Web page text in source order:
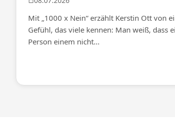
Mit „1000 x Nein“ erzählt Kerstin Ott von
Gefühl, das viele kennen: Man weiß, dass
Person einem nicht...